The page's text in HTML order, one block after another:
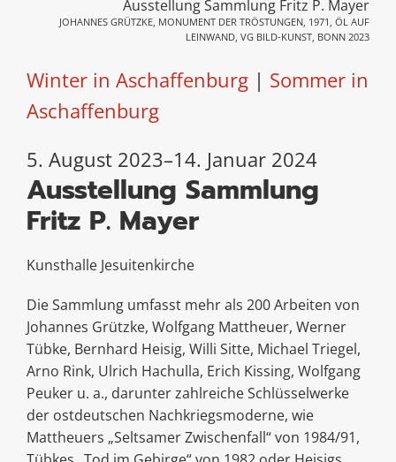
Ausstellung Sammlung Fritz P. Mayer
JOHANNES GRÜTZKE, MONUMENT DER TRÖSTUNGEN, 1971, ÖL AUF
LEINWAND, VG BILD-KUNST, BONN 2023
Winter in Aschaffenburg| Sommer in
Aschaffenburg
5. August 2023–14. Januar 2024
Ausstellung Sammlung
Fritz P. Mayer
Kunsthalle Jesuitenkirche
Die Sammlung umfasst mehr als 200 Arbeiten von
Johannes Grützke, Wolfgang Mattheuer, Werner
Tübke, Bernhard Heisig, Willi Sitte, Michael Triegel,
Arno Rink, Ulrich Hachulla, Erich Kissing, Wolfgang
Peuker u. a., darunter zahlreiche Schlüsselwerke
der ostdeutschen Nachkriegsmoderne, wie
Mattheuers „Seltsamer Zwischenfall“ von 1984/91,